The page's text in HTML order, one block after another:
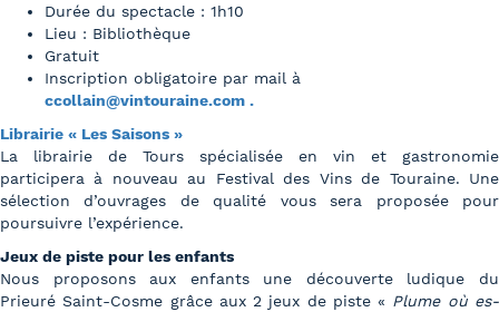
Durée du spectacle : 1h10
Lieu : Bibliothèque
Gratuit
Inscription obligatoire par mail à
ccollain@vintouraine.com .
Librairie « Les Saisons »
La librairie de Tours spécialisée en vin et gastronomie
participera à nouveau au Festival des Vins de Touraine. Une
sélection d’ouvrages de qualité vous sera proposée pour
poursuivre l’expérience.
Jeux de piste pour les enfants
Nous proposons aux enfants une découverte ludique du
Prieuré Saint-Cosme grâce aux 2 jeux de piste « Plume où es-